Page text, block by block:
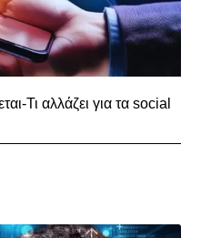
Τι αλλάζει για τα social